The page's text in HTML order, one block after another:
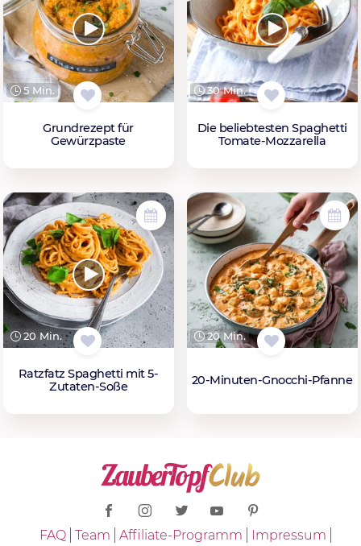
5 Min.
Grundrezept für
Gewürzpaste
30 Min.
Die beliebtesten Spaghetti
Tomate-Mozzarella
20 Min.
Ratzfatz Spaghetti mit 5-
Zutaten-Soße
20 Min.
20-Minuten-Gnocchi-Pfanne
FAQ Team Affiliate-Programm
Impressum